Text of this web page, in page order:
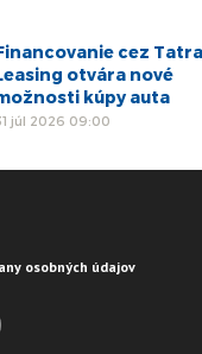
cez Tatra
otvára nové
kúpy auta
júl 2026 09:00
osobných údajov